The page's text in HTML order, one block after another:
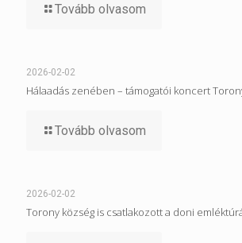
Tovább olvasom
2026-02-02
Hálaadás zenében – támogatói koncert
Tovább olvasom
2026-02-02
Torony község is csatlakozott a doni